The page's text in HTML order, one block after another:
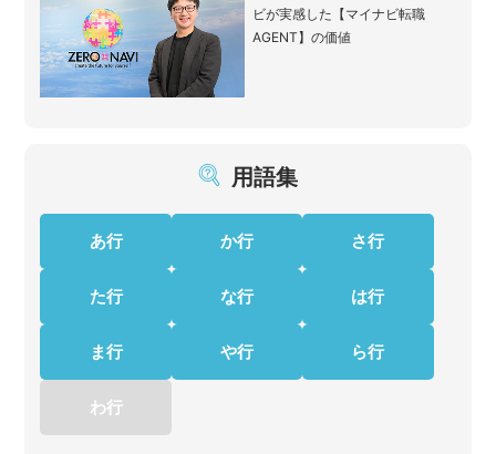
ビが実感した【マイナビ転職
AGENT】の価値
用語集
あ行 か行 さ行
た行 な行 は行
ま行 や行 ら行
わ行